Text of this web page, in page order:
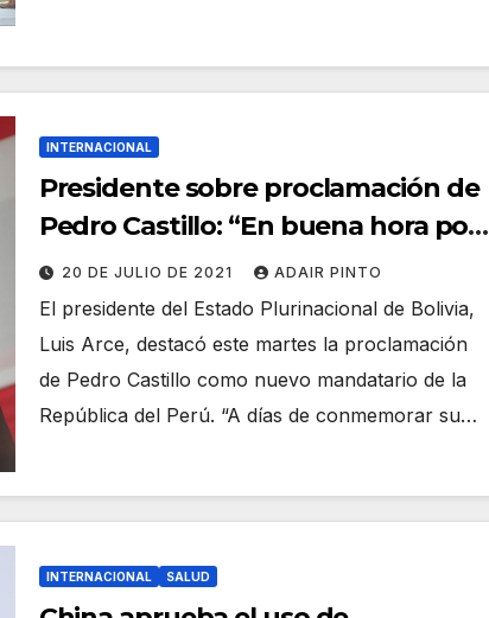
INTERNACIONAL
Presidente sobre proclamación de
Pedro Castillo: “En buena hora por
el pueblo peruano que con
esperanza saldrá adelante”
20 DE JULIO DE 2021 ADAIR PINTO
El presidente del Estado Plurinacional de Bolivia,
Luis Arce, destacó este martes la proclamación
de Pedro Castillo como nuevo mandatario de la
República del Perú. “A días de conmemorar su…
INTERNACIONAL SALUD